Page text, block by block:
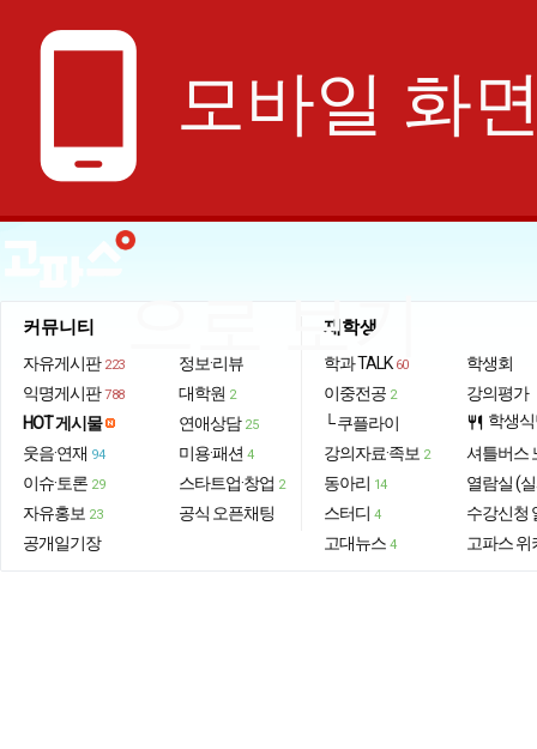
phone_android 모바일 화
으로 보기
커뮤니티
자유게시판 223
익명게시판 788
HOT 게시물
웃음·연재 94
이슈·토론 29
자유홍보 23
공개일기장
정보·리뷰
대학원 2
연애상담 25
미용·패션 4
스타트업·창업 2
공식 오픈채팅
재학생
학과 TALK 60
이중전공 2
└ 쿠플라이
강의자료·족보 2
동아리 14
스터디 4
고대뉴스 4
학생회
강의평가
restaurant 학생
셔틀버스
열람실 (
수강신청
고파스 위